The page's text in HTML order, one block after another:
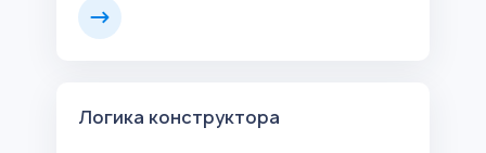
Логика конструктора